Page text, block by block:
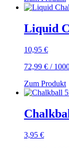
Liquid
10,95 €
72,99 € /
Zum Produkt
3,95 €